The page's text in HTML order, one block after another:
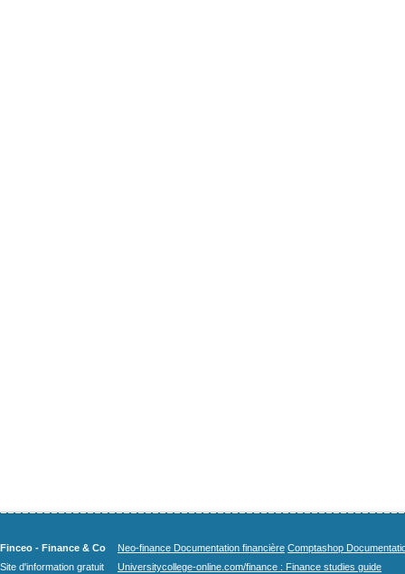
Finceo - Finance & Co
Site d'information gratuit
Neo-finance Documentation financière Comptashop
Universitycollege-online.com/finance : Finance studies guide